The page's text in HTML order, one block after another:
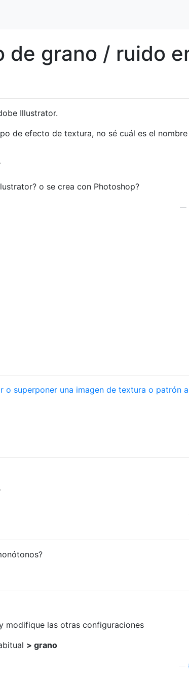
de grano / ruido
Illustrator.
de efecto de textura, no sé cuál es el
o se crea con Photoshop?
—
o superponer una imagen de textura o patrón
modifique las otras configuraciones
> grano
—